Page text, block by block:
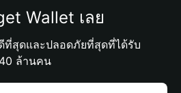
Wallet เลย
ที่สุดและปลอดภัยที่สุดที่ได้รับ
ล้านคน